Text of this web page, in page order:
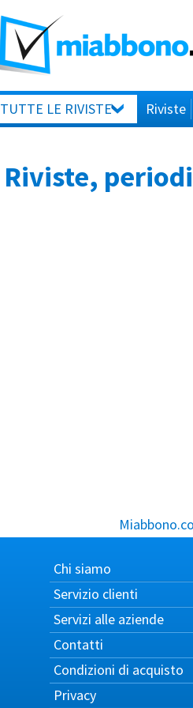
TUTTE LE RIVISTE Riviste
Riviste,
Chi siamo
Servizio clienti
Servizi alle aziende
Contatti
Condizioni di acquisto
Privacy